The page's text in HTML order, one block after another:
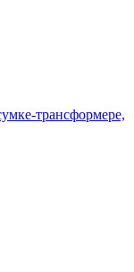
трансформере,